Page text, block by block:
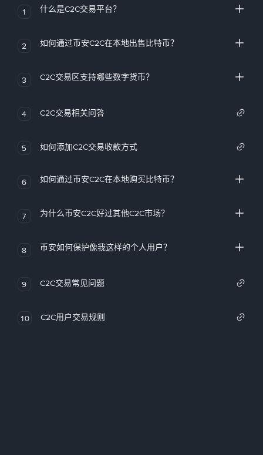
1 什么是C2C交易平台？
2 如何通过币安C2C在本地出售比特币？
3 C2C交易区支持哪些数字货币？
4 C2C交易相关问答
5 如何添加C2C交易收款方式
6 如何通过币安C2C在本地购买比特币？
7 为什么币安C2C好过其他C2C市场？
8 币安如何保护像我这样的个人用户？
9 C2C交易常见问题
10 C2C用户交易规则